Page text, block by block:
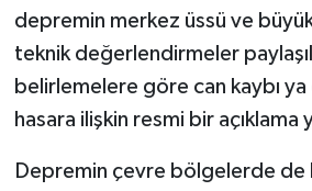
depremin merkez üssü ve
teknik değerlendirmeler
belirlemelere göre can kaybı ya
hasara ilişkin resmi bir açıklama
Depremin çevre bölgelerde de
YAŞAM